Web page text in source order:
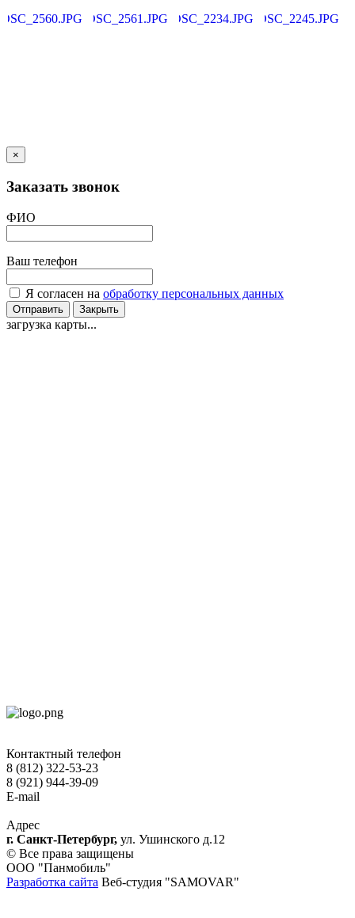
×
Заказать звонок
ФИО
Ваш телефон
Я согласен на обработку персональных данных
Отправить Закрыть
загрузка карты...
Контактный телефон
8 (812) 322-53-23
8 (921) 944-39-09
E-mail
Адрес
г. Санкт-Петербург, ул. Ушинского д.12
© Все права защищены
ООО "Панмобиль"
Разработка сайта Веб-студия "SAMOVAR"